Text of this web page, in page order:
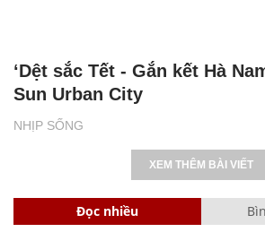
NHỊP SỐNG
‘Dệt sắc Tết - Gắn kết Hà
Sun Urban City
XEM THÊM BÀI VIẾT
Đọc nhiều